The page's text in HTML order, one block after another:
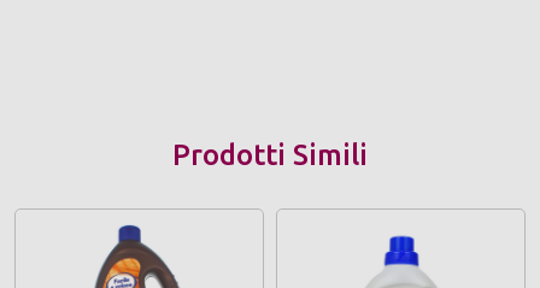
Prodotti Simili